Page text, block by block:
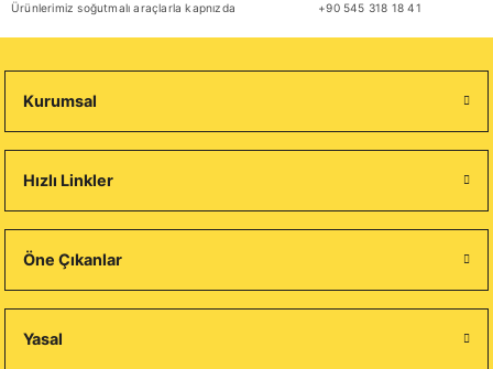
Ürünlerimiz soğutmalı araçlarla kapnızda +90 545 318 18 41
Kurumsal
Hızlı Linkler
Öne Çıkanlar
Yasal